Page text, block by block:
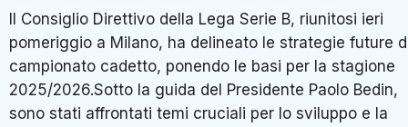
Il Consiglio Direttivo della Lega Serie B, riunitosi ieri
pomeriggio a Milano, ha delineato le strategie future
campionato cadetto, ponendo le basi per la stagione
2025/2026.Sotto la guida del Presidente Paolo Bedin,
sono stati affrontati temi cruciali per lo sviluppo e la